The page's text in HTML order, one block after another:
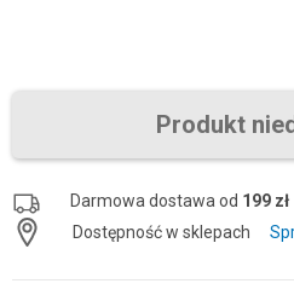
Produkt
Darmowa dostawa od 199 zł
Dostępność w sklepach